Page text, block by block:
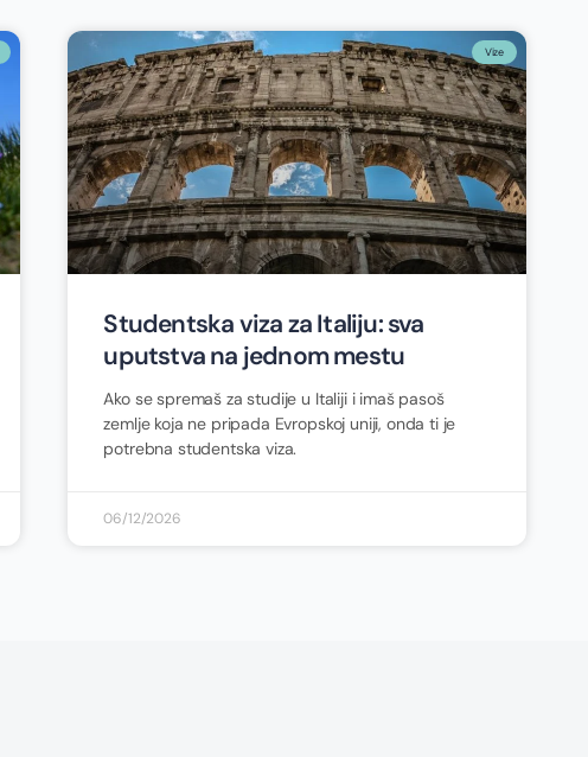
Vize
Studentska viza za Italiju: sva
uputstva na jednom mestu
Ako se spremaš za studije u Italiji i imaš pasoš
zemlje koja ne pripada Evropskoj uniji, onda ti je
potrebna studentska viza.
06/12/2026